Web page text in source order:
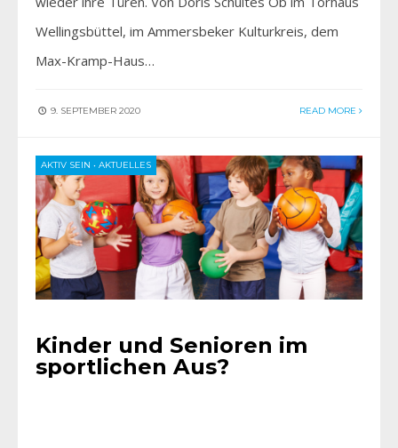
Wellingsbüttel, im Ammersbeker Kulturkreis, dem
Max-Kramp-Haus…
9. SEPTEMBER 2020 READ MORE
AKTIV SEIN • AKTUELLES
Kinder und Senioren im
sportlichen Aus?